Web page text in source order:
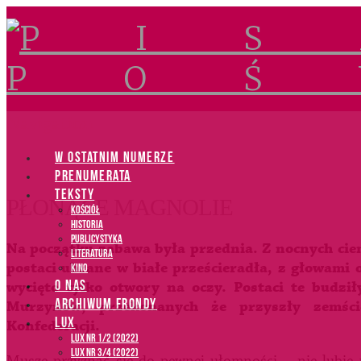
W OSTATNIM NUMERZE
PRENUMERATA
TEKSTY
Kościół
Historia
Publicystyka
Literatura
Kino
O NAS
ARCHIWUM FRONDY
LUX
LUX NR 1/2 (2022)
LUX NR 3/4 (2022)
PŁONĄCE MAGNOLIE
Na początku zabawa była przednia. Z nocnych
postaci ubrane w białe prześcieradła, z
wycięto tylko otwory na oczy. Postaci te
Murzynów, przekonanych że przyszły
Konfederacji.